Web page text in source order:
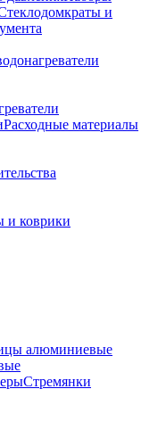
и
Расходные материалы
и коврики
алюминиевые
Стремянки